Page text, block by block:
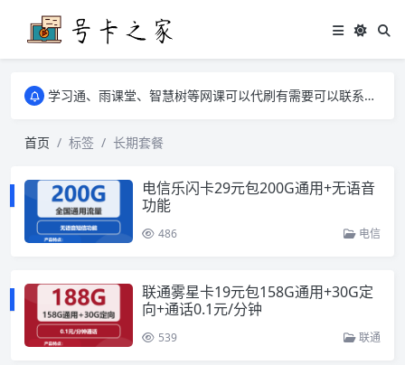
学习通、雨课堂、智慧树等网课可以代刷有需要可以联系邮箱i@tuzi.la
学习通、雨课堂、智慧树等网课可以代刷有需要可以联系邮箱i@tuzi.la
首页
标签 长期套餐
电信乐闪卡29元包200G通用+无语音
功能
486 电信
联通雾星卡19元包158G通用+30G定
向+通话0.1元/分钟
539 联通